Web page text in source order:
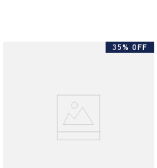
35% OFF